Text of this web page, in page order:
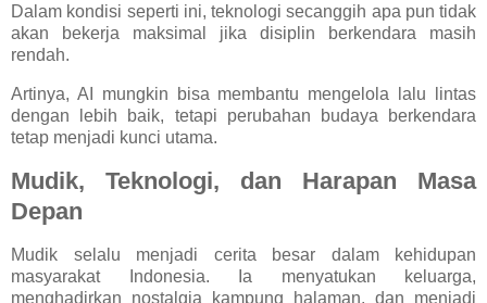
Dalam kondisi seperti ini, teknologi secanggih apa pun tidak
akan bekerja maksimal jika disiplin berkendara masih
rendah.
Artinya, AI mungkin bisa membantu mengelola lalu lintas
dengan lebih baik, tetapi perubahan budaya berkendara
tetap menjadi kunci utama.
Mudik, Teknologi, dan Harapan Masa
Depan
Mudik selalu menjadi cerita besar dalam kehidupan
masyarakat Indonesia. Ia menyatukan keluarga,
menghadirkan nostalgia kampung halaman, dan menjadi